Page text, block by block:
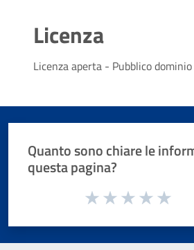
Licenza
Licenza aperta - Pubblico dominio
Quanto sono chiare le
questa pagina?
Valuta da 1 a 5 stelle la pagina